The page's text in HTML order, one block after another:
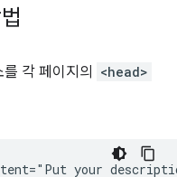
를 각 페이지의 <head>